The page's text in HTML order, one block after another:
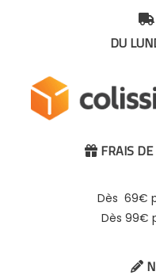

DU
 FRAIS
Dès 69€
Dès 99€
